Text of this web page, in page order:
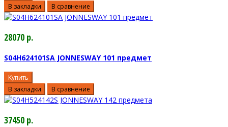
В закладки
В сравнение
28070 р.
S04H624101SA JONNESWAY 101 предмет
Купить
В закладки
В сравнение
37450 р.